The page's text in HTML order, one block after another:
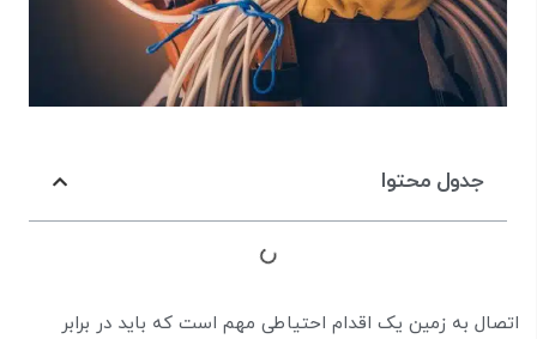
جدول محتوا
اتصال به زمین یک اقدام احتیاطی مهم است که باید در برابر